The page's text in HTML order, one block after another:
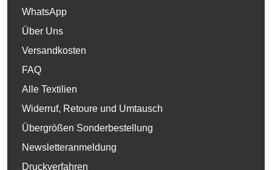
WhatsApp
Über Uns
Versandkosten
FAQ
Alle Textilien
Widerruf, Retoure und Umtausch
Übergrößen Sonderbestellung
Newsletteranmeldung
Druckverfahren